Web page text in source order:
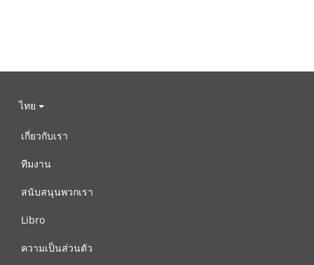
ไทย
เกี่ยวกับเรา
ทีมงาน
สนับสนุนพวกเรา
Libro
ความเป็นส่วนตัว